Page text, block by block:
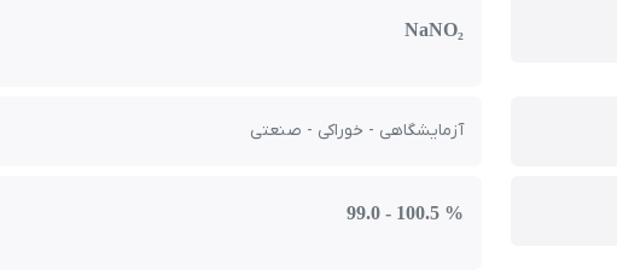
NaNO₂
آزمایشگاهی - خوراکی - صنعتی
99.0 - 100.5 %